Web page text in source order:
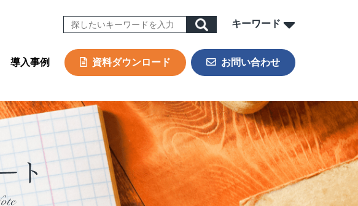
キーワード
導入事例 資料ダウンロード お問い合わせ
Design & Outsourcing
コーポレート機能BPOサービス
営業事務支援サービス
採用代行（RPO）
人材派遣